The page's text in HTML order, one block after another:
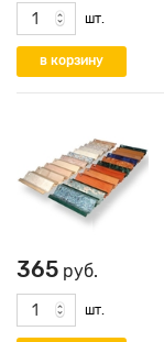
шт.
365 руб.
шт.